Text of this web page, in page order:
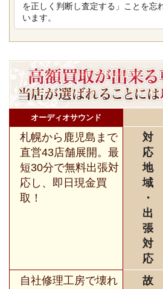
を正しく判断し査定する」ことを忘
います。
オーディオサウンド
札幌から鹿児島まで
直営43店舗展開。最
短30分で無料出張対
応し、即日現金買
取！
対
応
地
域
・
出
張
対
応
自社修理工房で壊れ
故